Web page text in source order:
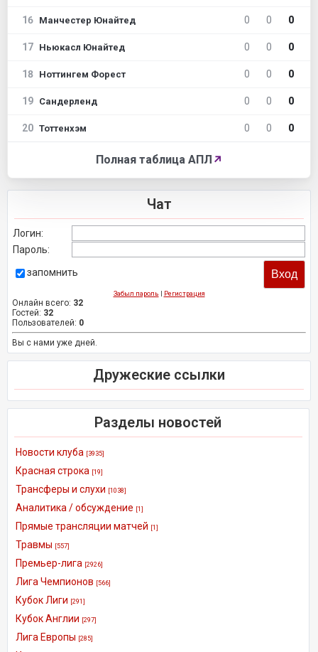
16 Манчестер Юнайтед 0 0 0
17 Ньюкасл Юнайтед 0 0 0
18 Ноттингем Форест 0 0 0
19 Сандерленд 0 0 0
20 Тоттенхэм 0 0 0
Полная таблица АПЛ ↗
Чат
Логин:
Пароль:
запомнить
Забыл пароль | Регистрация
Онлайн всего: 32
Гостей: 32
Пользователей: 0
Вы с нами уже дней.
Дружеские ссылки
Разделы новостей
Новости клуба [3935]
Красная строка [19]
Трансферы и слухи [1038]
Аналитика / обсуждение [1]
Прямые трансляции матчей [1]
Травмы [557]
Премьер-лига [2926]
Лига Чемпионов [566]
Кубок Лиги [291]
Кубок Англии [297]
Лига Европы [285]